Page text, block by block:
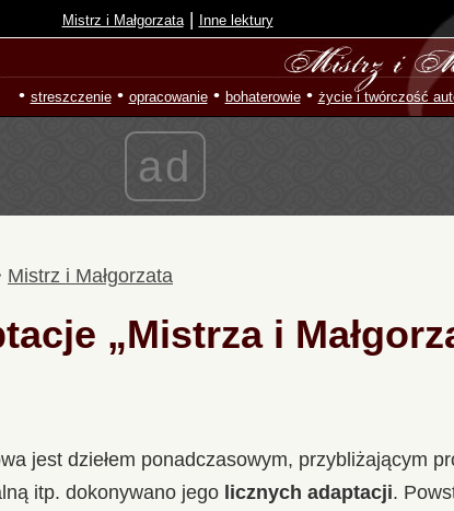
Mistrz i Małgorzata | Inne lektury
• streszczenie• opracowanie• bohaterowie• życie i twórczość
ad
Mistrz i Małgorzata
„Mistrza i
jest dziełem ponadczasowym, przybliżającym
itp. dokonywano jego licznych adaptacji.